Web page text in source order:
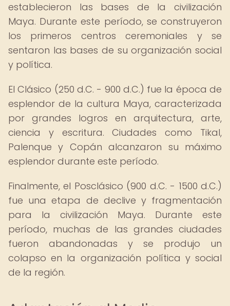
establecieron las bases de la civilización
Maya. Durante este período, se construyeron
los primeros centros ceremoniales y se
sentaron las bases de su organización social
y política.
El Clásico (250 d.C. - 900 d.C.) fue la época de
esplendor de la cultura Maya, caracterizada
por grandes logros en arquitectura, arte,
ciencia y escritura. Ciudades como Tikal,
Palenque y Copán alcanzaron su máximo
esplendor durante este período.
Finalmente, el Posclásico (900 d.C. - 1500 d.C.)
fue una etapa de declive y fragmentación
para la civilización Maya. Durante este
período, muchas de las grandes ciudades
fueron abandonadas y se produjo un
colapso en la organización política y social
de la región.